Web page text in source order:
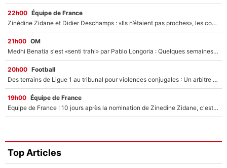
22h00 Équipe de France
Zinédine Zidane et Didier Deschamps : «Ils n’étaient pas proches», les confidences d’un membre de l’équipe de France 1998 sur leur relation spéciale
21h00 OM
Medhi Benatia s'est «senti trahi» par Pablo Longoria : Quelques semaines après son départ, l'ancien directeur de football de l'OM règle ses comptes
20h00 Football
Des terrains de Ligue 1 au tribunal pour violences conjugales : Un arbitre français encourt une peine de 18 mois de prison !
19h00 Équipe de France
Equipe de France : 10 jours après la nomination de Zinedine Zidane, c'est au tour de son fils de prendre un nouveau départ !
Top Articles